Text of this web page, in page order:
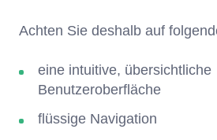
Achten Sie deshalb auf
eine intuitive, übersichtliche
Benutzeroberfläche
flüssige Navigation